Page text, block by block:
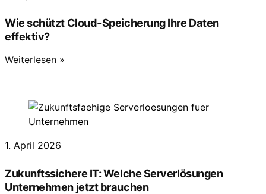
Wie schützt Cloud-Speicherung Ihre Daten
effektiv?
Weiterlesen »
1. April 2026
Zukunftssichere IT: Welche Serverlösungen
Unternehmen jetzt brauchen